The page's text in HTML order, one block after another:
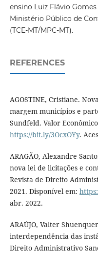
ensino Luiz Flávio
Ministério Público de
(TCE-MT/MPC-MT).
REFERENCES
AGOSTINE, Cristiane.
margem municípios e
Sundfeld. Valor
https://bit.ly/3OcxOYy.
ARAGÃO, Alexandre
nova lei de licitações e
Revista de Direito
2021. Disponível em:
abr. 2022.
ARAÚJO, Valter
interdependência das
Direito Administrativo